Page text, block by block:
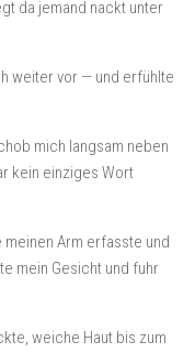
da jemand nackt unter
weiter vor — und erfühlte
mich langsam neben
kein einziges Wort
Arm erfasste und
mein Gesicht und fuhr
weiche Haut bis zum